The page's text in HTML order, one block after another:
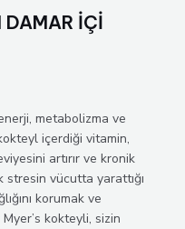
DAMAR İÇİ
metabolizma ve
içerdiği vitamin,
artırır ve kronik
vücutta yarattığı
korumak ve
kokteyli, sizin